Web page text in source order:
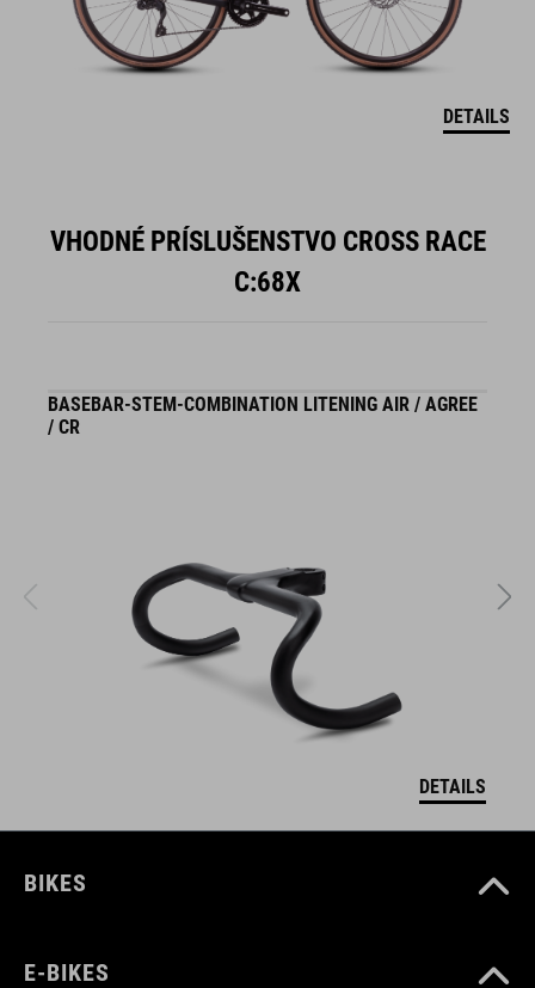
DETAILS
VHODNÉ PRÍSLUŠENSTVO CROSS RACE
C:68X
BASEBAR-STEM-COMBINATION LITENING AIR / AGREE
/ CR
DETAILS
BIKES
E-BIKES